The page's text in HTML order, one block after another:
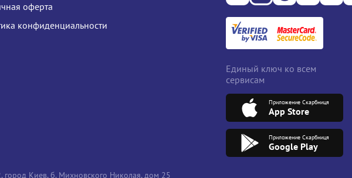
оферта
конфиденциальности
Единый ключ ко всем
сервисам
Приложение Скарбниця
App Store
Приложение Скарбниця
Google Play
Киев, б. Михновского Николая, дом 25